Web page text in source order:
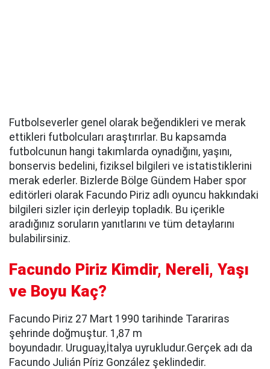
Futbolseverler genel olarak beğendikleri ve merak
ettikleri futbolcuları araştırırlar. Bu kapsamda
futbolcunun hangi takımlarda oynadığını, yaşını,
bonservis bedelini, fiziksel bilgileri ve istatistiklerini
merak ederler. Bizlerde Bölge Gündem Haber spor
editörleri olarak Facundo Piriz adlı oyuncu hakkındaki
bilgileri sizler için derleyip topladık. Bu içerikle
aradığınız soruların yanıtlarını ve tüm detaylarını
bulabilirsiniz.
Facundo Piriz Kimdir, Nereli, Yaşı
ve Boyu Kaç?
Facundo Piriz 27 Mart 1990 tarihinde Tarariras
şehrinde doğmuştur. 1,87 m
boyundadır. Uruguay,İtalya uyrukludur.Gerçek adı da
Facundo Julián Píriz González şeklindedir.